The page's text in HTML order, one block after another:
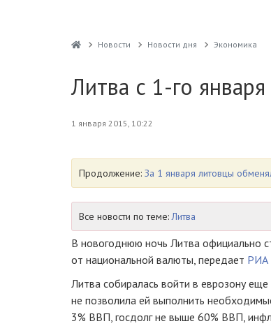
Новости Новости дня Экономика
Литва с 1-го
1 января 2015, 10:22
Продолжение: За 1 января литовцы
Все новости по теме:Литва
В новогоднюю ночь Литва официально
от национальной валюты, передает РИА
Литва собиралась войти в еврозону
не позволила ей выполнить
3% ВВП, госдолг не выше 60% ВВП,